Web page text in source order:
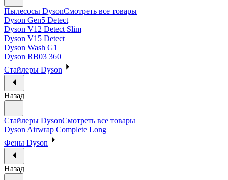
Пылесосы DysonСмотреть все товары
Dyson Gen5 Detect
Dyson V12 Detect Slim
Dyson V15 Detect
Dyson Wash G1
Dyson RB03 360
Стайлеры Dyson
Назад
Стайлеры DysonСмотреть все товары
Dyson Airwrap Complete Long
Фены Dyson
Назад